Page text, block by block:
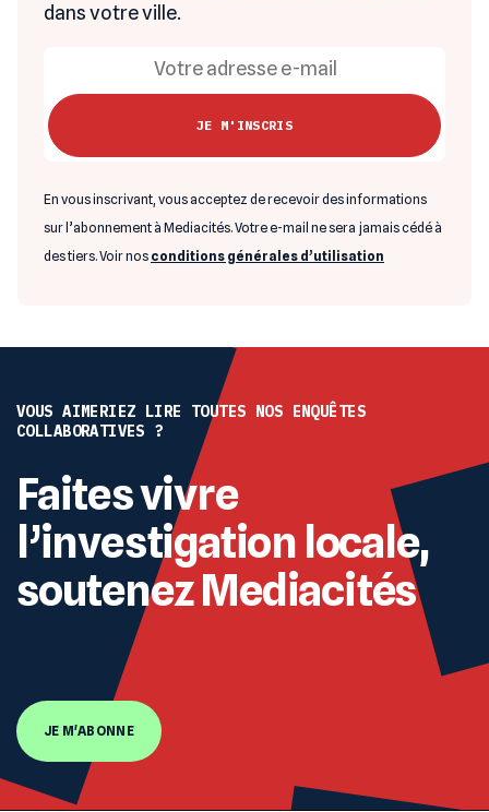
dans votre ville.
En vous inscrivant, vous acceptez de recevoir des informations
sur l’abonnement à Mediacités. Votre e-mail ne sera jamais cédé à
des tiers. Voir nos conditions générales d’utilisation
VOUS AIMERIEZ LIRE TOUTES NOS ENQUÊTES
COLLABORATIVES ?
Faites vivre
l’investigation locale,
soutenez Mediacités
JE M'ABONNE